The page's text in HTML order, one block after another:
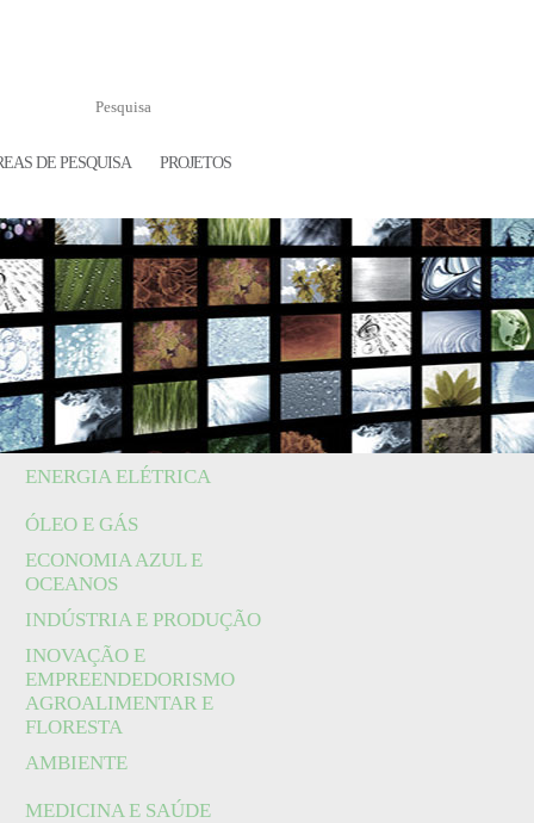
DE PESQUISA PROJETOS
ENERGIA ELÉTRICA
ÓLEO E GÁS
ECONOMIA AZUL E
OCEANOS
INDÚSTRIA E PRODUÇÃO
INOVAÇÃO E
EMPREENDEDORISMO
AGROALIMENTAR E
FLORESTA
AMBIENTE
MEDICINA E SAÚDE